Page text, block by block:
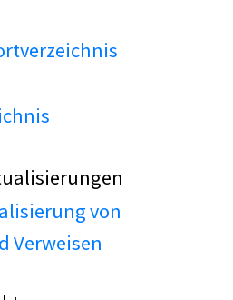
von
Verweisen